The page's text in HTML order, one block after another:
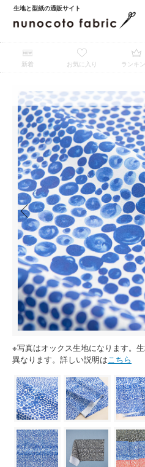
生地と型紙の通販サイト
新着 お気に入り ランキ
※写真はオックス生地になります。
異なります。詳しい説明はこちら